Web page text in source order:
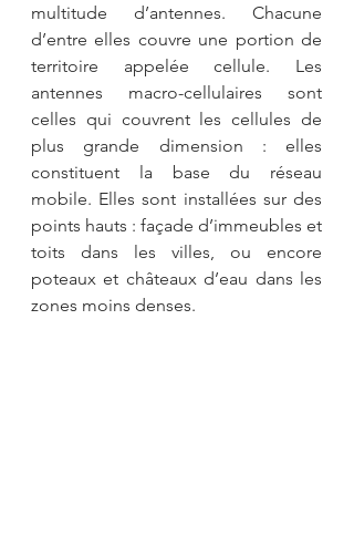
multitude d’antennes. Chacune
d’entre elles couvre une portion de
territoire appelée cellule. Les
antennes macro-cellulaires sont
celles qui couvrent les cellules de
plus grande dimension : elles
constituent la base du réseau
mobile. Elles sont installées sur des
points hauts : façade d’immeubles et
toits dans les villes, ou encore
poteaux et châteaux d’eau dans les
zones moins denses.